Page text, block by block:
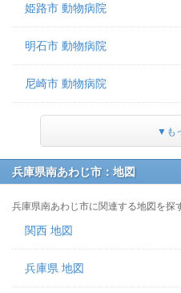
姫路市 動物病院
明石市 動物病院
尼崎市 動物病院
▼も
兵庫県南あわじ市：地図
兵庫県南あわじ市に関連する地図を探
関西 地図
兵庫県 地図